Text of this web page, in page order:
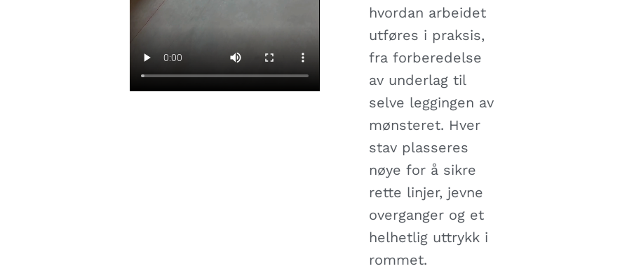
hvordan arbeidet
utføres i praksis,
fra forberedelse
av underlag til
selve leggingen av
mønsteret. Hver
stav plasseres
nøye for å sikre
rette linjer, jevne
overganger og et
helhetlig uttrykk i
rommet.